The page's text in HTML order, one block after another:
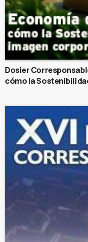
Dosier
cómo la